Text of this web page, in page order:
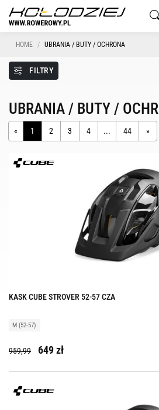
HOME UBRANIA / BUTY / OCHRONA
FILTRY
UBRANIA / BUTY /
« 1 2 3 4 ... 44 »
KASK CUBE STROVER 52-57 CZA
M (52-57)
959,99 649 zł